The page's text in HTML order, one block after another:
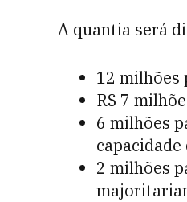
A quantia será
12 milhões
R$ 7
6 milhões
2 milhões